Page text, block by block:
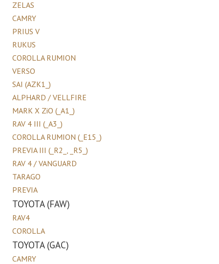
ZELAS
CAMRY
PRIUS V
RUKUS
COROLLA RUMION
VERSO
SAI (AZK1_)
ALPHARD / VELLFIRE
MARK X ZiO (_A1_)
RAV 4 III (_A3_)
COROLLA RUMION (_E15_)
PREVIA III (_R2_, _R5_)
RAV 4 / VANGUARD
TARAGO
PREVIA
TOYOTA (FAW)
RAV4
COROLLA
TOYOTA (GAC)
CAMRY